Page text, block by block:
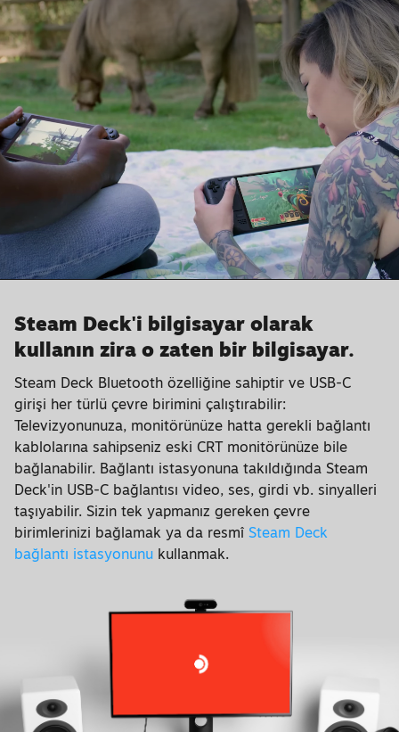
Steam Deck'i bilgisayar olarak
kullanın zira o zaten bir bilgisayar.
Steam Deck Bluetooth özelliğine sahiptir ve USB-C
girişi her türlü çevre birimini çalıştırabilir:
Televizyonunuza, monitörünüze hatta gerekli bağlantı
kablolarına sahipseniz eski CRT monitörünüze bile
bağlanabilir. Bağlantı istasyonuna takıldığında Steam
Deck'in USB-C bağlantısı video, ses, girdi vb. sinyalleri
taşıyabilir. Sizin tek yapmanız gereken çevre
birimlerinizi bağlamak ya da resmîSteam Deck
bağlantı istasyonunu kullanmak.